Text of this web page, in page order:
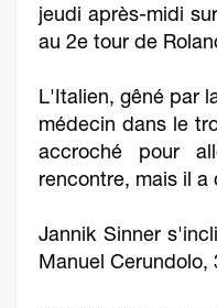
jeudi après-midi
au 2e tour de
L'Italien, gêné par
médecin dans le
accroché pour
rencontre, mais il a
Jannik Sinner
Manuel Cerundolo,